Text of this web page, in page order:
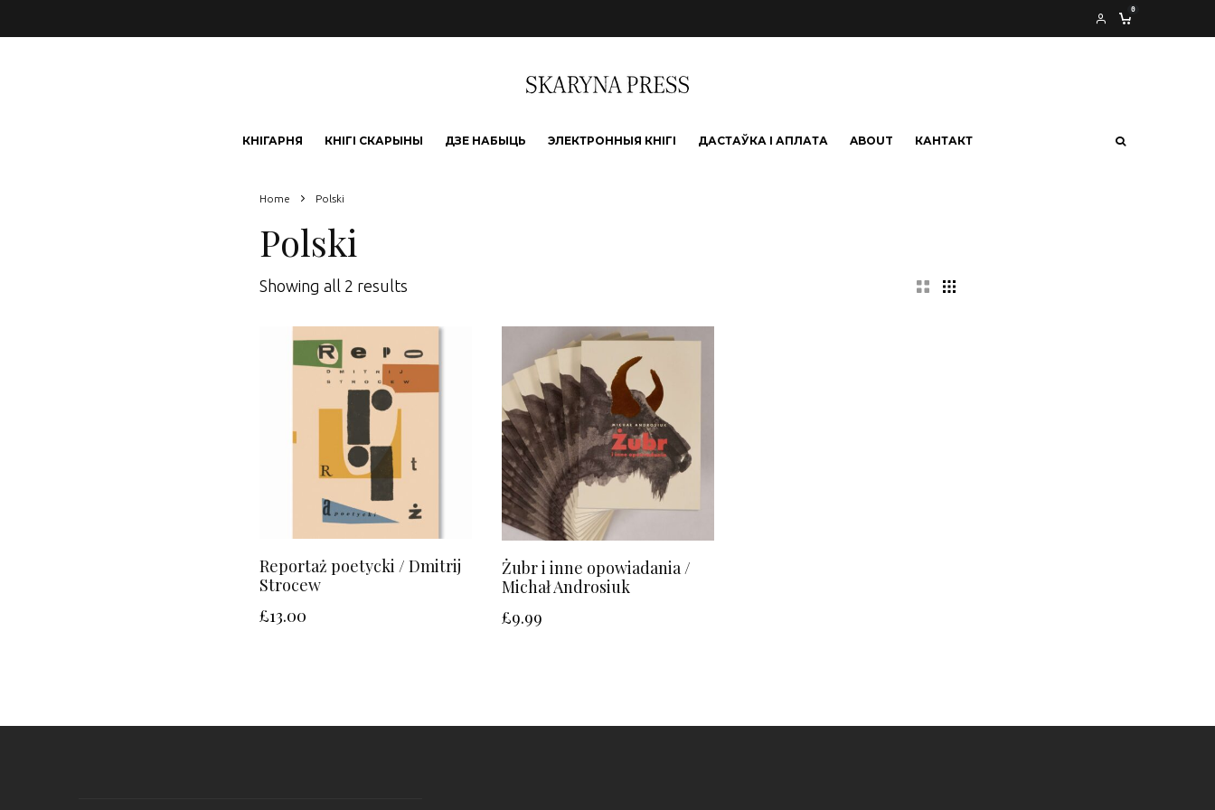
0
КНІГАРНЯ КНІГІ СКАРЫНЫ ДЗЕ НАБЫЦЬ ЭЛЕКТРОННЫЯ КНІГІ ДАСТАЎКА І АПЛАТА ABOUT КАНТАКТ
Home Polski
Polski
Showing all 2 results
Reportaż poetycki / Dmitrij
Strocew
£13.00
Żubr i inne opowiadania /
Michał Androsiuk
£9.99